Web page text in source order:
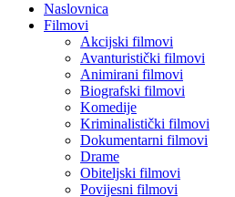
Naslovnica
Filmovi
Akcijski filmovi
Avanturistički filmovi
Animirani filmovi
Biografski filmovi
Komedije
Kriminalistički filmovi
Dokumentarni filmovi
Drame
Obiteljski filmovi
Povijesni filmovi